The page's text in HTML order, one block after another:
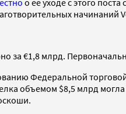
начинаний
за €1,8 млрд.
Федеральной
объемом $8,5 млрд